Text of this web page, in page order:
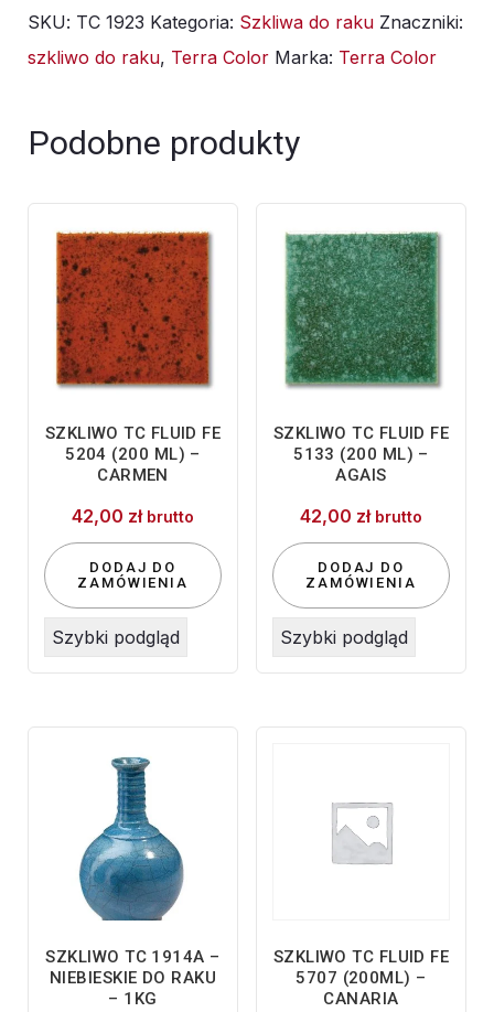
1923
-
do
SKU: TC 1923 Kategoria: Szkliwa do raku Znaczniki:
szkliwo do raku, Terra Color Marka: Terra Color
Podobne produkty
SZKLIWO TC FLUID FE
5204 (200 ML) –
CARMEN
42,00 zł brutto
DODAJ DO
ZAMÓWIENIA
Szybki podgląd
SZKLIWO TC FLUID FE
5133 (200 ML) –
AGAIS
42,00 zł brutto
DODAJ DO
ZAMÓWIENIA
Szybki podgląd
SZKLIWO TC 1914A –
NIEBIESKIE DO RAKU
– 1KG
SZKLIWO TC FLUID FE
5707 (200ML) –
CANARIA